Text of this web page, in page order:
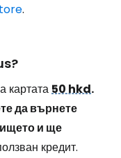
.
картата 50 hkd.
да върнете
и ще
кредит.